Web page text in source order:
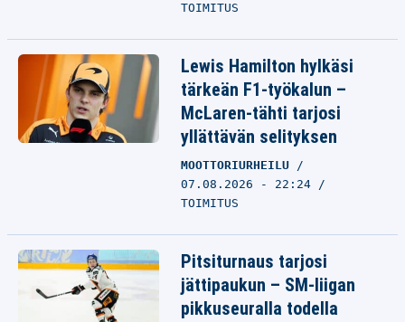
TOIMITUS
Lewis Hamilton hylkäsi
tärkeän F1-työkalun –
McLaren-tähti tarjosi
yllättävän selityksen
MOOTTORIURHEILU
07.08.2026 - 22:24
TOIMITUS
Pitsiturnaus tarjosi
jättipaukun – SM-liigan
pikkuseuralla todella